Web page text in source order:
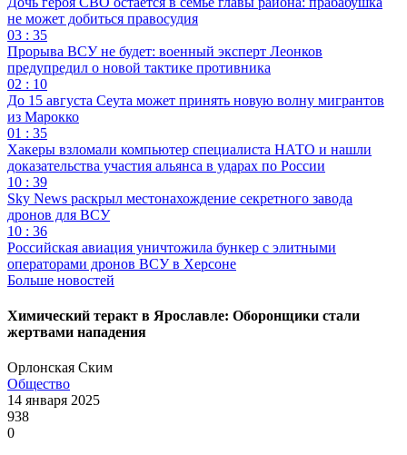
не может добиться правосудия
03 : 35
Прорыва ВСУ не будет: военный эксперт Леонков
предупредил о новой тактике противника
02 : 10
До 15 августа Сеута может принять новую волну мигрантов
из Марокко
01 : 35
Хакеры взломали компьютер специалиста НАТО и нашли
доказательства участия альянса в ударах по России
10 : 39
Sky News раскрыл местонахождение секретного завода
дронов для ВСУ
10 : 36
Российская авиация уничтожила бункер с элитными
операторами дронов ВСУ в Херсоне
Больше новостей
Химический теракт в Ярославле: Оборонщики стали
жертвами нападения
Орлонская Ским
Общество
14 января 2025
938
0